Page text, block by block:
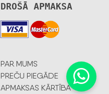
DROŠĀ APMAKSA
PAR MUMS
PREČU PIEGĀDE
APMAKSAS KĀRTĪBA